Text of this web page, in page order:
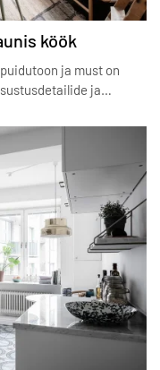
köök
ja must on
ja…